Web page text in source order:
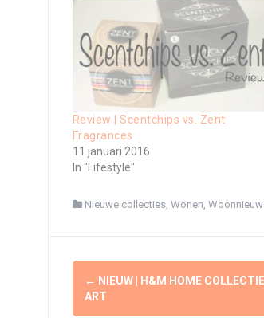
Review | Scentchips vs. Zent
Fragrances
11 januari 2016
In "Lifestyle"
Nieuwe collecties, Wonen,
Berichtnavigatie
← NIEUW | H&M HOME
ART